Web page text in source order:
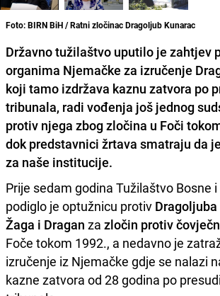
Foto: BIRN BiH / Ratni zločinac Dragoljub Kunarac
Državno tužilaštvo uputilo je zahtjev
organima Njemačke za izručenje
koji tamo izdržava kaznu zatvora po
tribunala, radi vođenja još jednog
protiv njega zbog zločina u Foči
dok predstavnici žrtava smatraju da
za naše institucije.
Prije sedam godina Tužilaštvo Bosne
podiglo je optužnicu protiv
Žaga i Dragan za zločin protiv
Foče tokom 1992., a nedavno je
izručenje iz Njemačke gdje se nalazi
kazne zatvora od 28 godina po